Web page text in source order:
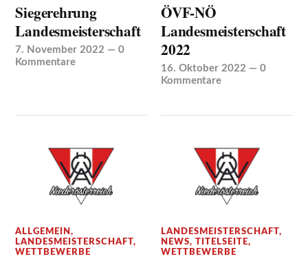
Siegerehrung
Landesmeisterschaft
7. November 2022 —0
Kommentare
ÖVF-NÖ
Landesmeisterschaft
2022
16. Oktober 2022 —0
Kommentare
ALLGEMEIN,
LANDESMEISTERSCHAFT,
WETTBEWERBE
LANDESMEISTERSCHAFT,
NEWS,TITELSEITE,
WETTBEWERBE